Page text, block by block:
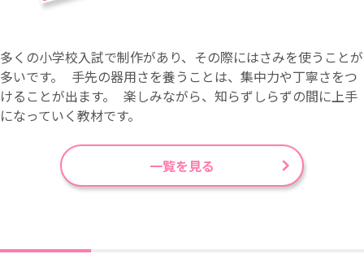
多くの小学校入試で制作があり、その際にはさみを使うことが
多いです。 手先の器用さを養うことは、集中力や丁寧さをつ
けることが出ます。 楽しみながら、知らずしらずの間に上手
になっていく教材です。
一覧を見る